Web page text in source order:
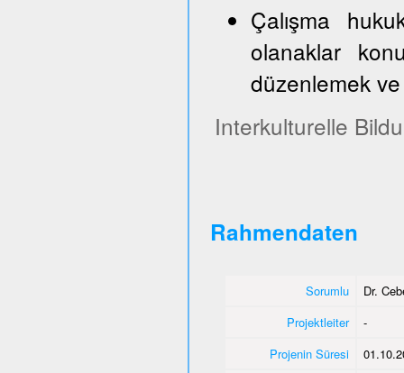
Çalışma
olanaklar
düzenlemek
Interkulturelle
Rahmendaten
Sorumlu
Dr.
Projektleiter
-
Projenin Süresi